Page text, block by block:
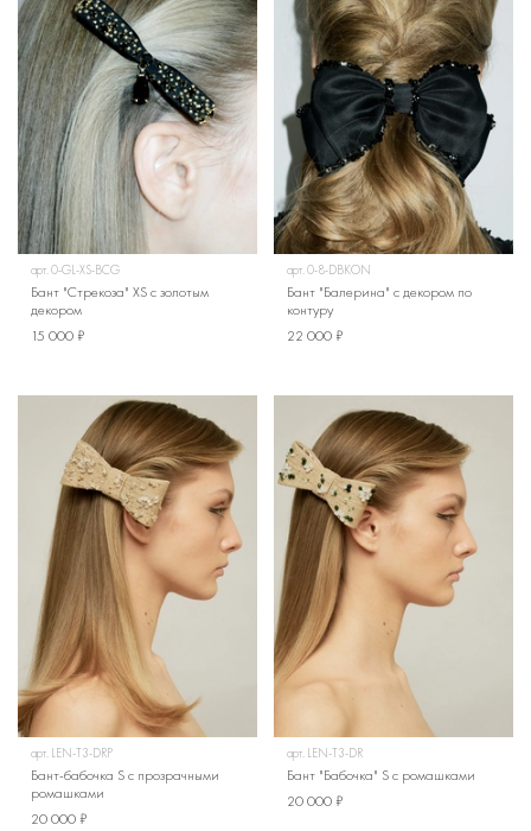
арт.0-GL-XS-BCG
Бант "Стрекоза" XS с золотым
декором
15 000 ₽
арт.0-8-DBKON
Бант "Балерина" с декором по
контуру
22 000 ₽
арт. LEN-T3-DRP
Бант-бабочка S с прозрачными
ромашками
20 000 ₽
арт. LEN-T3-DR
Бант "Бабочка" S с ромашками
20 000 ₽